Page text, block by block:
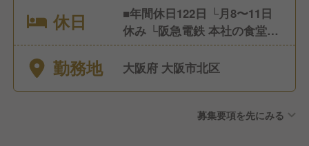
休日
■年間休日122日 └月8〜11日
休み └阪急電鉄 本社の食堂は
土日祝休み ■希望休制度 ■有
給休暇(社内規定有) ■特別休暇
勤務地 大阪府 大阪市北区
募集要項を先にみる